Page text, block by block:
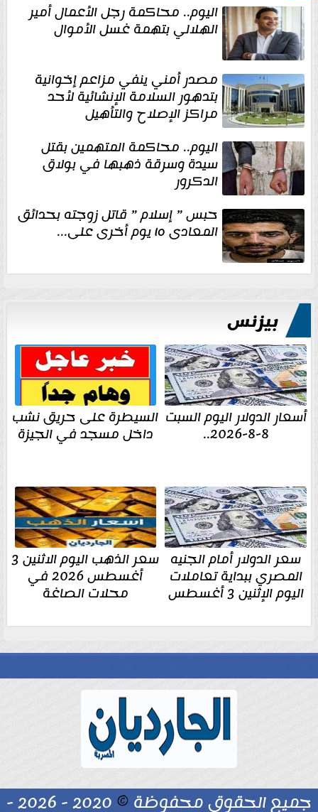
اليوم.. محاكمة رجل الأعمال أمير
الهلالي بتهمة غسل الأموال
مصدر أمني ينفي مزاعم إخوانية
بتدهور السلامة الإنشائية لأحد
مراكز الإصلاح والتأهيل
اليوم.. محاكمة المتهمين بقتل
سيدة وسرقة ذهبها في بولاق
الدكرور
حبس ” إسلام ” قاتل زوجته بحدائق
المعادى ١٥ يوم أخرى على...
بيزنس
أسعار الدولار اليوم السبت
8-8-2026..
السيطرة على حريق نشب
داخل مسجد في الجيزة
سعر الدولار أمام الجنيه
المصري ببداية تعاملات
اليوم الإثنين 3 أغسطس
سعر الذهب اليوم الاثنين 3
أغسطس 2026 في
محلات الصاغة
جميع الحقوق محفوظة ©
2020 - 2026 -